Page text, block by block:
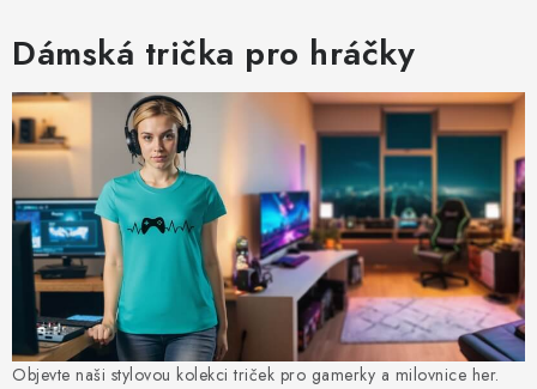
PRO DĚTI
DOPLŇKY
PRO PÁRY
VLASTNÍ MOTIV
TRIČKA
MIKINY
Dámská trička pro hráčky
Objevte naši stylovou kolekci triček pro gamerky a milovnice her.